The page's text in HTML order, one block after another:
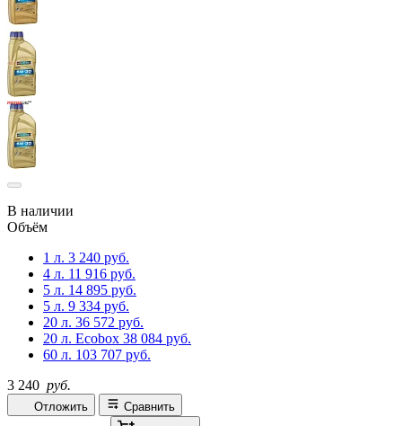
В наличии
Объём
1 л. 3 240 руб.
4 л. 11 916 руб.
5 л. 14 895 руб.
5 л. 9 334 руб.
20 л. 36 572 руб.
20 л. Ecobox 38 084 руб.
60 л. 103 707 руб.
3 240 руб.
Отложить Сравнить